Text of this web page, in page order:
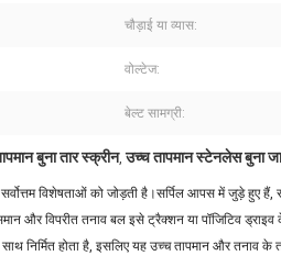
चौड़ाई या व्यास:
वोल्टेज:
बेल्ट सामग्री:
बुना तार स्क्रीन,उच्च तापमान स्टेनलेस बुना
विशेषताओं को जोड़ती है।सर्पिल आपस में जुड़े हुए हैं,
और विपरीत तनाव बल इसे ट्रैक्शन या पॉजिटिव
निर्मित होता है, इसलिए यह उच्च तापमान और तनाव